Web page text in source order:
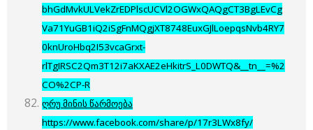
bhGdMvkULVekZrEDPlscUCVl2OGWxQAQgCT3BgLEvCg
Va71YuGB1iQ2iSgFnMQgjXT8748EuxGJlLoepqsNvb4RY7
0knUroHbq2I53vcaGrxt-
rlTgIRSC2Qm3T12i7aKXAE2eHkitrS_L0DWTQ&__tn__=%2
CO%2CP-R
ღრუ მინის წარმოება
https://www.facebook.com/share/p/17r3LWx8fy/